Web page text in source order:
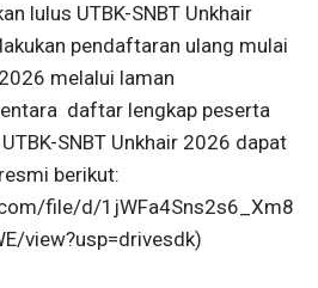
lulus UTBK-SNBT Unkhair
pendaftaran ulang mulai
melalui laman
daftar lengkap peserta
SNBT Unkhair 2026 dapat
berikut:
file/d/1jWFa4Sns2s6_Xm8
view?usp=drivesdk)